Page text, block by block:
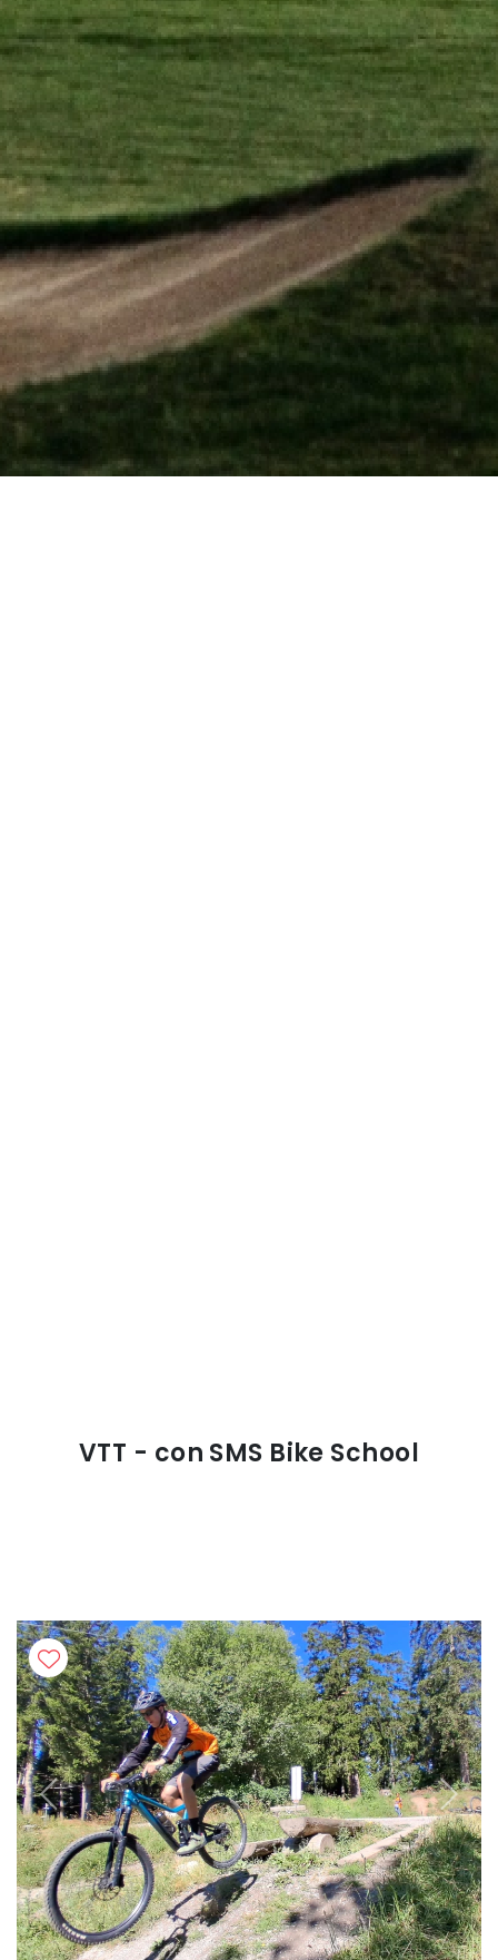
VTT - con SMS Bike School
Previous Next